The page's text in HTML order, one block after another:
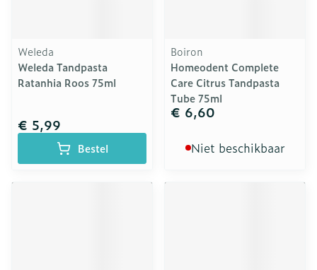
Weleda
Weleda Tandpasta
Ratanhia Roos 75ml
€ 5,99
Bestel
Boiron
Homeodent Complete
Care Citrus Tandpasta
Tube 75ml
€ 6,60
Niet beschikbaar